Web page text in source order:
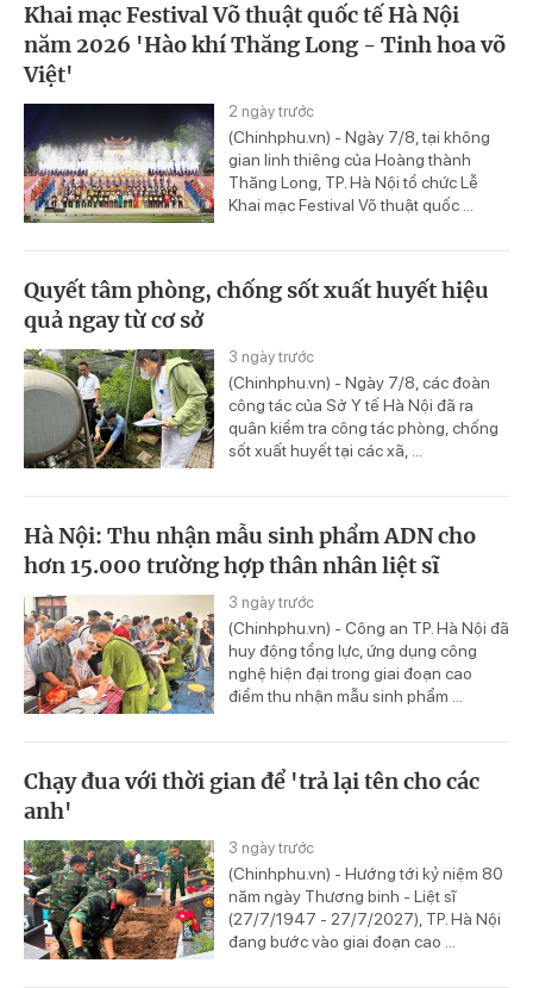
Khai mạc Festival Võ thuật quốc tế Hà Nội
năm 2026 'Hào khí Thăng Long - Tinh hoa võ
Việt'
2 ngày trước
(Chinhphu.vn) - Ngày 7/8, tại không
gian linh thiêng của Hoàng thành
Thăng Long, TP. Hà Nội tổ chức Lễ
Khai mạc Festival Võ thuật quốc ...
Quyết tâm phòng, chống sốt xuất huyết hiệu
quả ngay từ cơ sở
3 ngày trước
(Chinhphu.vn) - Ngày 7/8, các đoàn
công tác của Sở Y tế Hà Nội đã ra
quân kiểm tra công tác phòng, chống
sốt xuất huyết tại các xã, ...
Hà Nội: Thu nhận mẫu sinh phẩm ADN cho
hơn 15.000 trường hợp thân nhân liệt sĩ
3 ngày trước
(Chinhphu.vn) - Công an TP. Hà Nội đã
huy động tổng lực, ứng dụng công
nghệ hiện đại trong giai đoạn cao
điểm thu nhận mẫu sinh phẩm ...
Chạy đua với thời gian để 'trả lại tên cho các
anh'
3 ngày trước
(Chinhphu.vn) - Hướng tới kỷ niệm 80
năm ngày Thương binh - Liệt sĩ
(27/7/1947 - 27/7/2027), TP. Hà Nội
đang bước vào giai đoạn cao ...